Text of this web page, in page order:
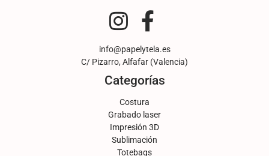
info@papelytela.es
C/ Pizarro, Alfafar (Valencia)
Categorías
Costura
Grabado laser
Impresión 3D
Sublimación
Totebags